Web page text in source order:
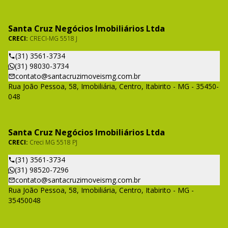
Santa Cruz Negócios Imobiliários Ltda
CRECI: CRECI-MG 5518 J
(31) 3561-3734
(31) 98030-3734
contato@santacruzimoveismg.com.br
Rua João Pessoa, 58, Imobiliária, Centro, Itabirito - MG - 35450-
048
Santa Cruz Negócios Imobiliários Ltda
CRECI: Creci MG 5518 PJ
(31) 3561-3734
(31) 98520-7296
contato@santacruzimoveismg.com.br
Rua João Pessoa, 58, Imobiliária, Centro, Itabirito - MG -
35450048